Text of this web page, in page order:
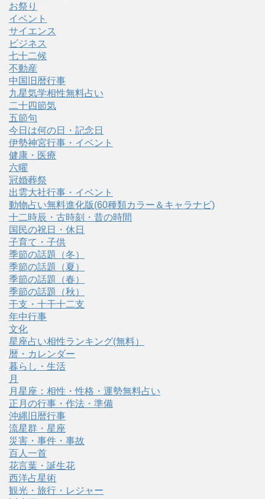
お祭り
イベント
サイエンス
ビジネス
七十二候
不動産
中国旧暦行事
九星気学相性無料占い
二十四節気
五節句
今日は何の日・記念日
伊勢神宮行事・イベント
健康・医療
六曜
冠婚葬祭
出雲大社行事・イベント
動物占い無料進化版(60種類カラー＆キャラナビ)
十二時辰・古時刻・昔の時間
国民の祝日・休日
子育て・子供
季節の話題（冬）
季節の話題（夏）
季節の話題（春）
季節の話題（秋）
干支・十干十二支
年中行事
文化
星座占い相性ランキング(無料）
暦・カレンダー
暮らし・生活
月
月星座：相性・性格・運勢無料占い
正月の行事・作法・準備
沖縄旧暦行事
流星群・星座
災害・事件・事故
百人一首
花言葉・誕生花
西洋占星術
観光・旅行・レジャー